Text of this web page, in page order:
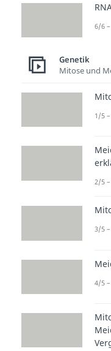
2.
Regel
6/6
Genetik
Mitose und
1/5
2/5
3/5
4/5